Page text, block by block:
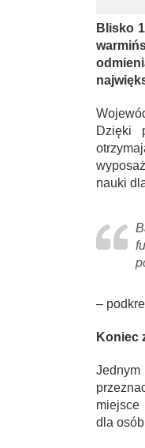
Blisko
Dzięki
nauki
–
Koniec
miejsce
dla